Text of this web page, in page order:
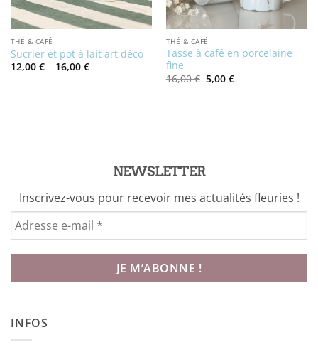
THÉ & CAFÉ
Sucrier et pot à lait art déco
12,00 € – 16,00 €Price
THÉ & CAFÉ
Tasse à café en porcelaine
fine
16,00€ Le
prix
5,00 €Le
prix
NEWSLETTER
Inscrivez-vous pour recevoir mes actualités fleuries !
INFOS